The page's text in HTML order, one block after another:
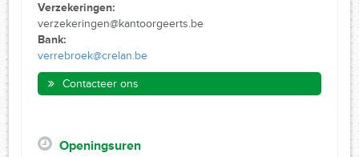
Verzekeringen:
verzekeringen@kantoorgeerts.be
Bank:
verrebroek@crelan.be
Contacteer ons
Openingsuren